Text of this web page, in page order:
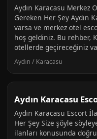
Aydın Karacasu Merkez
Gereken Her Şey Aydın
varsa ve merkez otel
hoş geldiniz. Bu rehber,
otellerde geçireceğiniz
Aydın / Karacasu
Aydın Karacasu
Aydın Karacasu Escort
Her Şey Size şöyle
ilanları konusunda